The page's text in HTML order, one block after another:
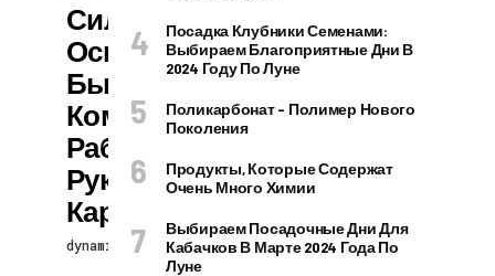
Силкин – Об
Осипенко: «Ему
Было Бы
Комфортнее
Работать Под
Руководством
Карпина»
dynamicblog 12.06.2025
Посадка Клубники Семенами:
Выбираем Благоприятные Дни В
2024 Году По Луне
Поликарбонат – Полимер Нового
Поколения
Продукты, Которые Содержат
Очень Много Химии
Выбираем Посадочные Дни Для
Кабачков В Марте 2024 Года По
Луне